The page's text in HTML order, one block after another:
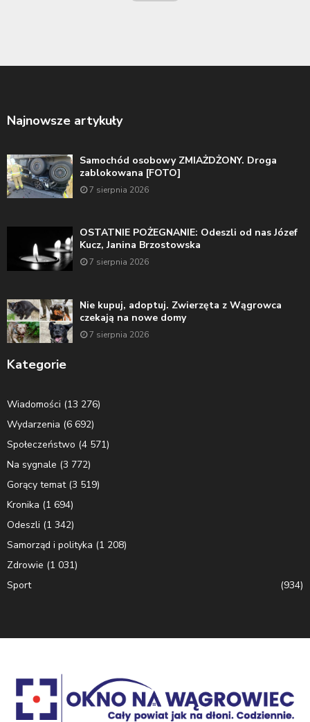
Najnowsze artykuły
Samochód osobowy ZMIAŻDŻONY. Droga
zablokowana [FOTO]
7 sierpnia 2026
OSTATNIE POŻEGNANIE: Odeszli od nas Józef
Kucz, Janina Brzostowska
7 sierpnia 2026
Nie kupuj, adoptuj. Zwierzęta z Wągrowca
czekają na nowe domy
7 sierpnia 2026
Kategorie
Wiadomości (13 276)
Wydarzenia (6 692)
Społeczeństwo (4 571)
Na sygnale (3 772)
Gorący temat(3 519)
Kronika (1 694)
Odeszli (1 342)
Samorząd i polityka (1 208)
Zdrowie (1 031)
Sport
(934)